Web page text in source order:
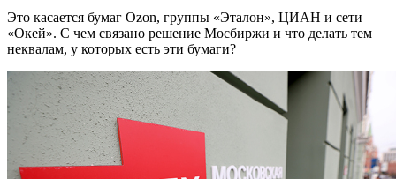
Это касается бумаг Ozon, группы «Эталон», ЦИАН и сети
«Окей». С чем связано решение Мосбиржи и что делать тем
неквалам, у которых есть эти бумаги?